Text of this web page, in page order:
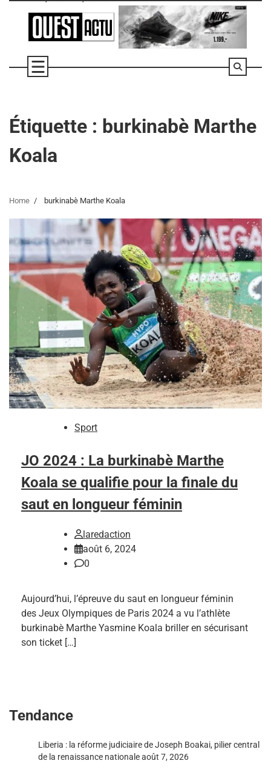
Étiquette : burkinabè Marthe
Koala
Home burkinabè Marthe Koala
Sport
JO 2024 : La burkinabè Marthe
Koala se qualifie pour la finale du
saut en longueur féminin
laredaction
août 6, 2024
0
Aujourd’hui, l’épreuve du saut en longueur féminin
des Jeux Olympiques de Paris 2024 a vu l’athlète
burkinabè Marthe Yasmine Koala briller en sécurisant
son ticket […]
Tendance
Liberia : la réforme judiciaire de Joseph Boakai, pilier central
de la renaissance nationaleaoût 7, 2026